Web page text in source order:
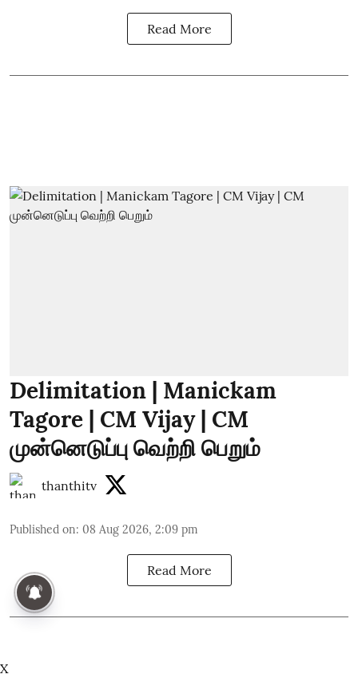
Read More
Delimitation | Manickam
Tagore | CM Vijay | CM
முன்னெடுப்பு வெற்றி பெறும்
thanthitv
Published on: 08 Aug 2026, 2:09 pm
Read More
X